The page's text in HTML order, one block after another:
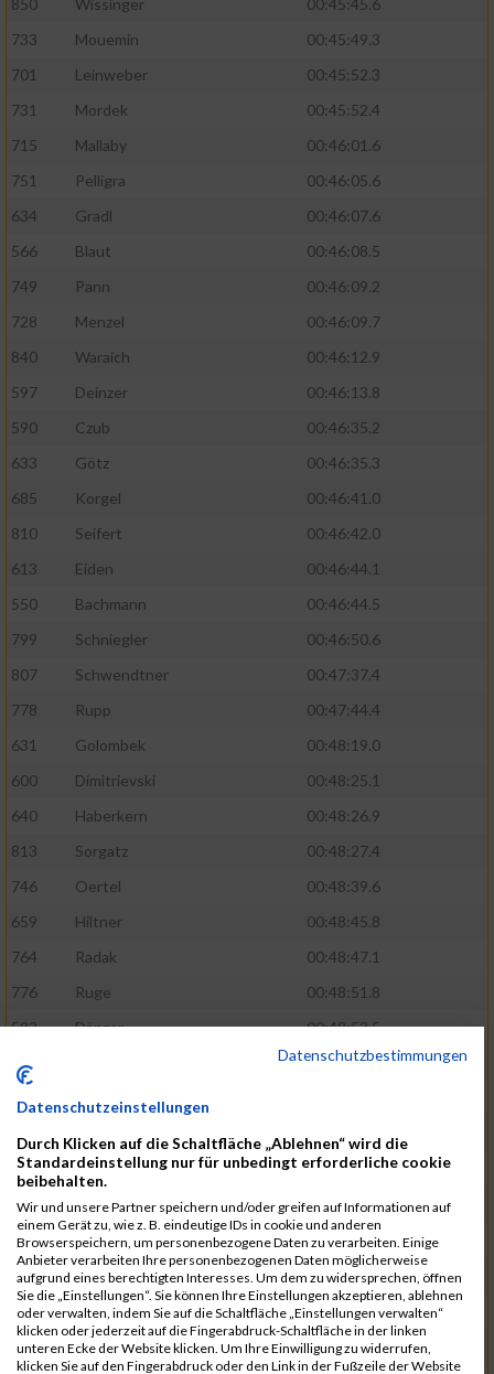
850
Wissinger
00:45:45.6
733
Mouemin
00:45:49.3
701
Leinweber
00:45:52.3
731
Mordek
00:45:52.4
715
Mallaby
00:46:01.6
751
Pelligra
00:46:05.6
634
Gradl
00:46:07.6
566
Blaut
00:46:08.5
749
Pann
00:46:09.2
728
Menzel
00:46:09.7
840
Waraich
00:46:12.9
597
Deinzer
00:46:13.8
590
Czub
00:46:35.2
633
Götz
00:46:35.3
685
Korgel
00:46:41.0
810
Seifert
00:46:42.0
613
Eiden
00:46:44.1
550
Bachmann
00:46:44.5
799
Schniegler
00:46:50.6
807
Schwendtner
00:47:37.4
778
Rupp
00:47:44.4
631
Golombek
00:48:19.0
600
Dimitrievski
00:48:25.1
640
Haberkern
00:48:26.9
813
Sorgatz
00:48:27.4
746
Oertel
00:48:39.6
659
Hiltner
00:48:45.8
764
Radak
00:48:47.1
776
Ruge
00:48:51.8
593
Dänzer
00:48:53.5
772
00:48:57.2
802
Schrödel
00:49:41.7
808
Seeberger
00:49:56.1
760
Polster
00:49:56.6
647
Heidt
00:49:57.3
742
Niculaica
00:50:04.8
620
Feuchtenberger
00:50:08.3
703
Lipsz
00:50:08.8
Datenschutzbestimmungen
Datenschutzeinstellungen
Durch Klicken auf die Schaltfläche „Ablehnen“ wird die
Standardeinstellung nur für unbedingt erforderliche cookie
beibehalten.
Wir und unsere Partner speichern und/oder greifen auf Informationen auf
einem Gerät zu, wie z. B. eindeutige IDs in cookie und anderen
Browserspeichern, um personenbezogene Daten zu verarbeiten. Einige
Anbieter verarbeiten Ihre personenbezogenen Daten möglicherweise
aufgrund eines berechtigten Interesses. Um dem zu widersprechen, öffnen
Sie die „Einstellungen“. Sie können Ihre Einstellungen akzeptieren, ablehnen
oder verwalten, indem Sie auf die Schaltfläche „Einstellungen verwalten“
klicken oder jederzeit auf die Fingerabdruck-Schaltfläche in der linken
unteren Ecke der Website klicken. Um Ihre Einwilligung zu widerrufen,
klicken Sie auf den Fingerabdruck oder den Link in der Fußzeile der Website